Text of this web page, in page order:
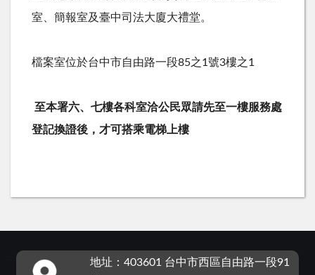
室、簡報室及臺中司法大廈大禮堂。
檔案室位於台中市自由路一段85之1號3樓之1
至本署六、七樓各科室洽公民眾請先至一樓服務處
登記換證後，才可搭乘電梯上樓
地址：403601 台中市西區自由路一段91